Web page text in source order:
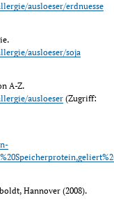
ausloeser/erdnuesse
ausloeser/soja
ausloeser (Zugriff:
Hannover (2008).